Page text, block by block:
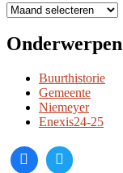
A
c
h
Onderwerpen
Buurthistorie
Gemeente
Niemeyer
Enexis24-25